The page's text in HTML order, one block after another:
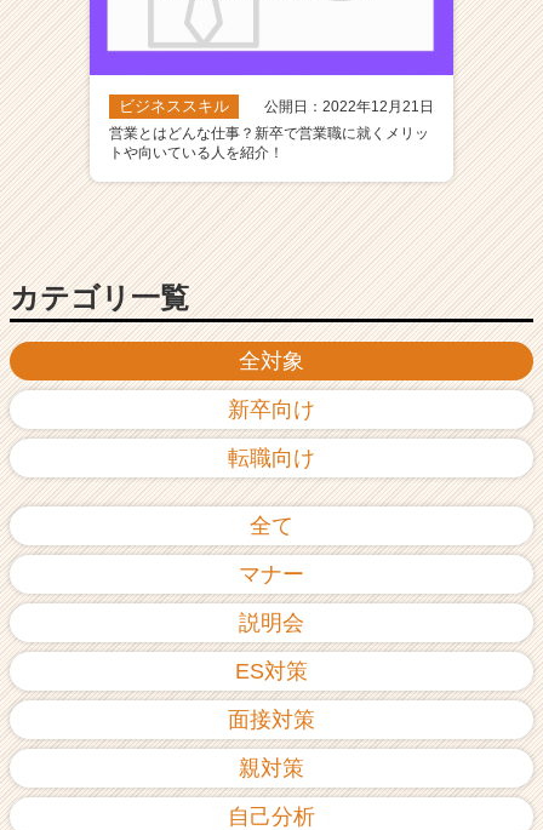
全対象
新卒向け
転職向け
全て
マナー
説明会
ES対策
面接対策
親対策
自己分析
ビジネススキル
公開日：2022年12月21日
営業とはどんな仕事？新卒で営業職に就くメリッ
トや向いている人を紹介！
カテゴリ一覧